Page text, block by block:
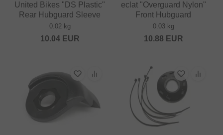
United Bikes "DS Plastic"
Rear Hubguard Sleeve
0.02 kg
10.04EUR
eclat "Overguard Nylon"
Front Hubguard
0.03 kg
10.88 EUR